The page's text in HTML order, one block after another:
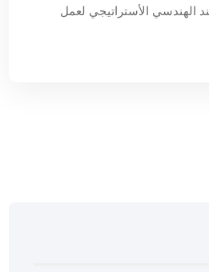
الهندسي الأستراتيجي لعمل